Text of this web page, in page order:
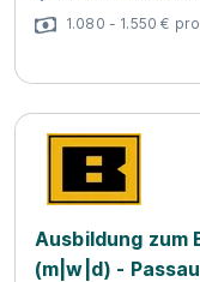
1.080 - 1.550 €
Ausbildung zum
(m|w|d) -